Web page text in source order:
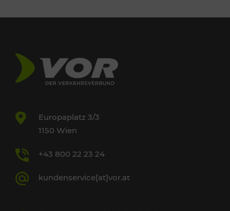
Europaplatz 3/3
1150 Wien
+43 800 22 23 24
kundenservice[at]vor.at